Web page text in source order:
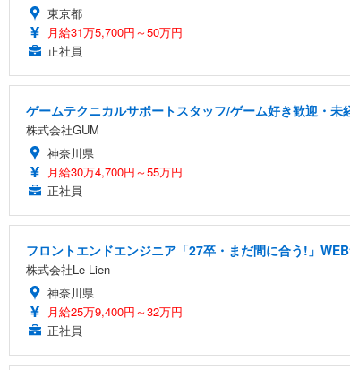
東京都
月給31万5,700円～50万円
正社員
ゲームテクニカルサポートスタッフ/ゲーム好き歓迎・未
株式会社GUM
神奈川県
月給30万4,700円～55万円
正社員
フロントエンドエンジニア「27卒・まだ間に合う!」
株式会社Le Lien
神奈川県
月給25万9,400円～32万円
正社員